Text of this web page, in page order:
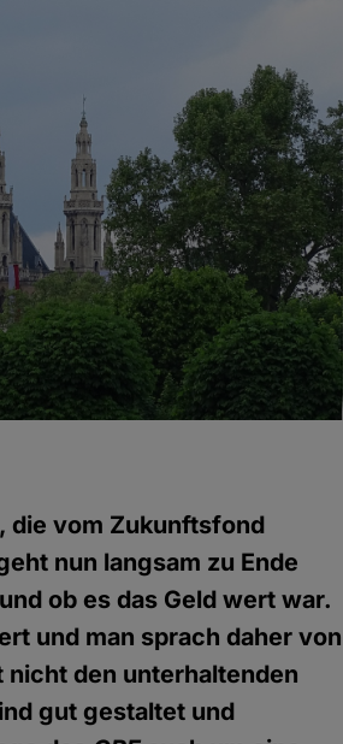
die vom Zukunftsfond
nun langsam zu Ende
ob es das Geld wert war.
und man sprach daher von
den unterhaltenden
gut gestaltet und